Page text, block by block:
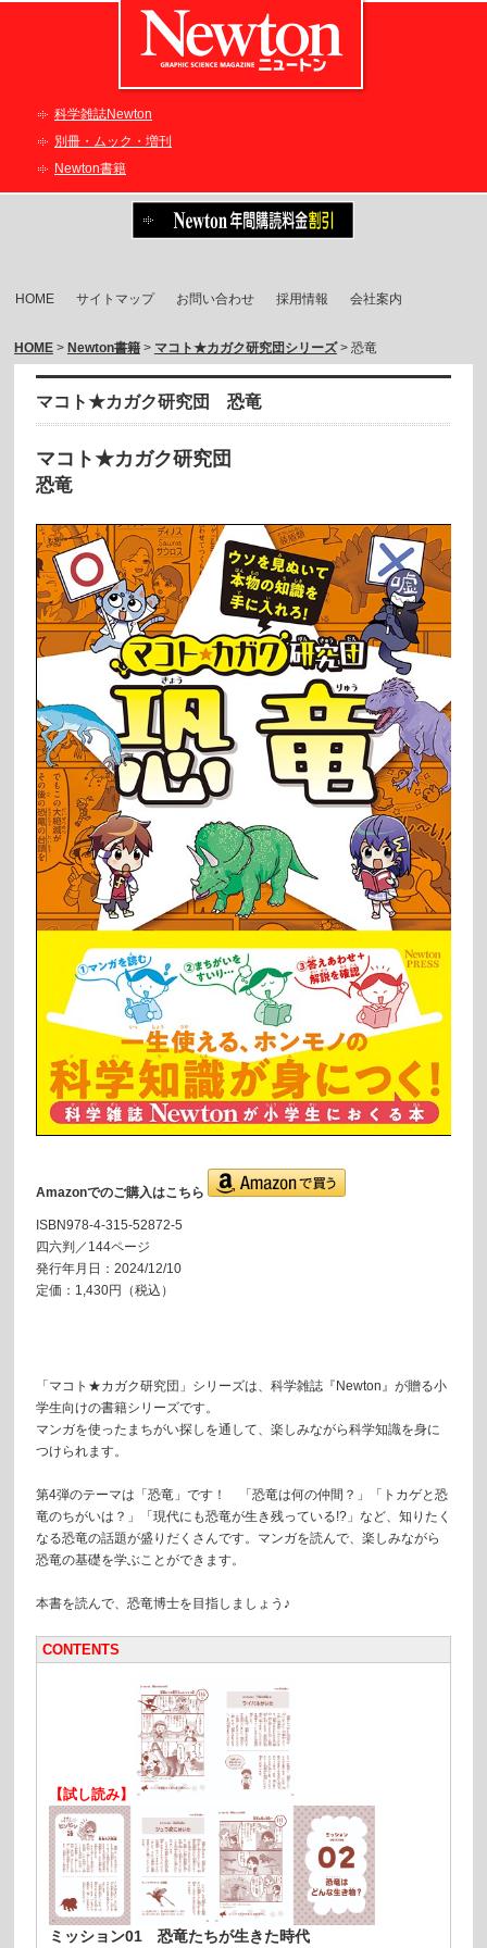
科学雑誌Newton
別冊・ムック・増刊
Newton書籍
HOME サイトマップ お問い合わせ 採用情報 会社案内
HOME> Newton書籍> マコト★カガク研究団シリーズ> 恐竜
マコト★カガク研究団 恐竜
マコト★カガク研究団
恐竜
Amazonでのご購入はこちら
ISBN978-4-315-52872-5
四六判／144ページ
発行年月日：2024/12/10
定価：1,430円（税込）
「マコト★カガク研究団」シリーズは、科学雑誌『Newton』が贈る小
学生向けの書籍シリーズです。
マンガを使ったまちがい探しを通して、楽しみながら科学知識を身に
つけられます。
第4弾のテーマは「恐竜」です！ 「恐竜は何の仲間？」「トカゲと恐
竜のちがいは？」「現代にも恐竜が生き残っている!?」など、知りたく
なる恐竜の話題が盛りだくさんです。マンガを読んで、楽しみながら
恐竜の基礎を学ぶことができます。
本書を読んで、恐竜博士を目指しましょう♪
CONTENTS
【試し読み】
ミッション01 恐竜たちが生きた時代